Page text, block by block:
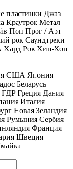
пластинки Джаз
Краутрок Метал
Поп Прог / Арт
рок Саундтреки
Хард Рок Хип-Хоп
США Япония
Беларусь
ГДР Греция Дания
Италия
Новая Зеландия
Румыния Сербия
Франция
Швеция